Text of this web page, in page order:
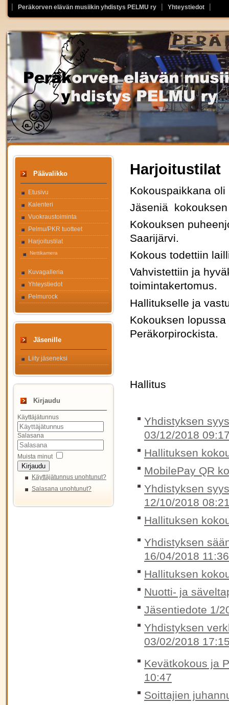
Peräkorven elävän musiikin yhdistys PELMU ry Yhteystiedot
Päävalikko
Etusivu
Kalenteri
Vuokraustoiminta
Pelmu/PKR tuotteet
Harjoitustilat
Nettikamera
Kuvagalleria
Yhteystiedot
Pelmurock
Jäsenille
Liity jäseneksi
Kirjaudu
Käyttäjätunnus
Salasana
Muista minut
Kirjaudu
Käyttäjätunnus unohtunut?
Salasana unohtunut?
Harjoitustilat
Kokouspaikkana
Jäseniä
Kokouksen
Saarijärvi.
Kokous todettiin
Vahvistettiin ja
toimintakertomus.
Hallitukselle ja
Kokouksen
Peräkorpirockista.
Hallitus
Yhdistyksen
03/12/2018
Hallituksen
MobilePay QR
Yhdistyksen
12/10/2018
Hallituksen
Yhdistyksen
16/04/2018 11:36
Hallituksen
Nuotti- ja
Jäsentiedote 1/
Yhdistyksen
03/02/2018
Kevätkokous ja
10:47
Soittajien